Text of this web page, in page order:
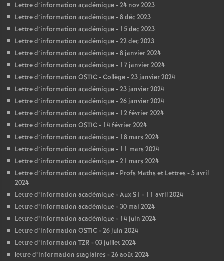
Lettre d’information académique - 24 nov 2023
Lettre d’information académique - 8 déc 2023
Lettre d’information académique - 15 dec 2023
Lettre d’information académique - 22 dec 2023
Lettre d’information académique - 8 janvier 2024
Lettre d’information académique - 17 janvier 2024
Lettre d’information OSTIC - Collège - 23 janvier 2024
Lettre d’information académique - 23 janvier 2024
Lettre d’information académique - 26 janvier 2024
Lettre d’information académique - 12 février 2024
Lettre d’information OSTIC - 14 février 2024
Lettre d’information académique - 18 mars 2024
Lettre d’information académique - 11 mars 2024
Lettre d’information académique - 21 mars 2024
Lettre d’information académique - Profs Maths et Lettres - 5 avril
2024
Lettre d’information académique - Aux S1 - 11 avril 2024
Lettre d’information académique - 30 mai 2024
Lettre d’information académique - 14 juin 2024
Lettre d’information OSTIC - 26 juin 2024
Lettre d’information TZR - 03 juillet 2024
lettre d’information stagiaires - 26 août 2024